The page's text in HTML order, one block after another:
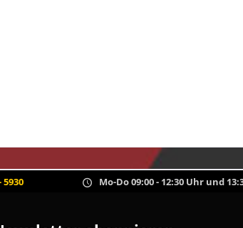
5930 Mo-Do 09:00 - 12:30 Uhr und